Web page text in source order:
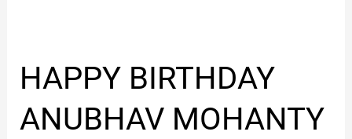
HAPPY BIRTHDAY
ANUBHAV MOHANTY
HAPPY
BIRTHDAY
ANUBHAV
MOHANTY